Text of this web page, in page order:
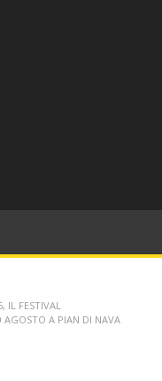
IL FESTIVAL
AGOSTO A PIAN DI NAVA